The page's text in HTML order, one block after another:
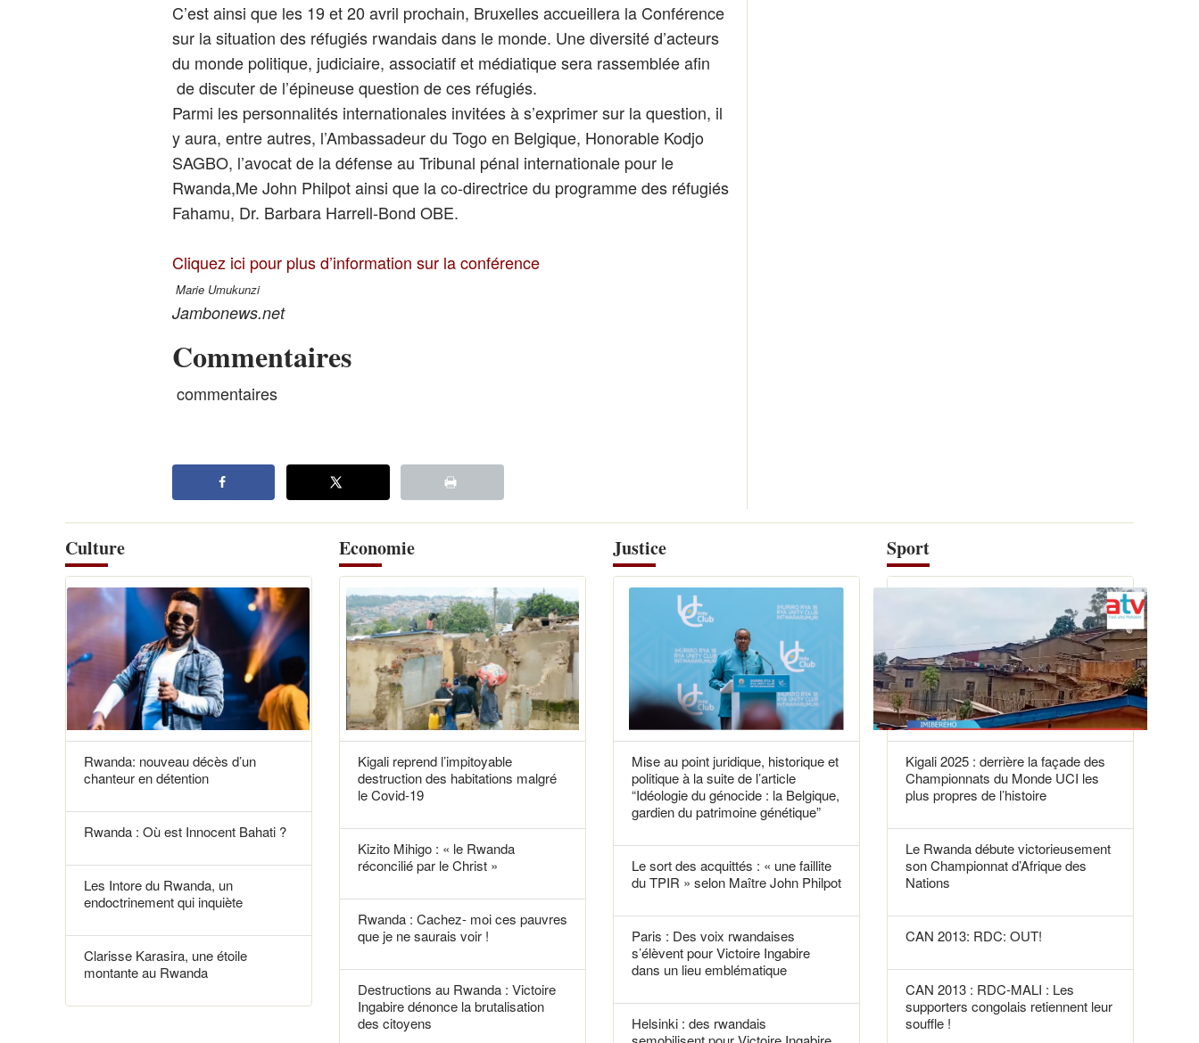
C’est ainsi que les 19 et 20 avril prochain, Bruxelles accueillera la Conférence
sur la situation des réfugiés rwandais dans le monde. Une diversité d’acteurs
du monde politique, judiciaire, associatif et médiatique sera rassemblée afin
de discuter de l’épineuse question de ces réfugiés.
Parmi les personnalités internationales invitées à s’exprimer sur la question, il
y aura, entre autres, l’Ambassadeur du Togo en Belgique, Honorable Kodjo
SAGBO, l’avocat de la défense au Tribunal pénal internationale pour le
Rwanda,Me John Philpot ainsi que la co-directrice du programme des réfugiés
Fahamu, Dr. Barbara Harrell-Bond OBE.
Cliquez ici pour plus d’information sur la conférence
Marie Umukunzi
Jambonews.net
Commentaires
commentaires
Culture
Rwanda: nouveau décès d’un
chanteur en détention
Rwanda : Où est Innocent Bahati ?
Les Intore du Rwanda, un
endoctrinement qui inquiète
Clarisse Karasira, une étoile
montante au Rwanda
Economie
Kigali reprend l’impitoyable
destruction des habitations malgré
le Covid-19
Kizito Mihigo : « le Rwanda
réconcilié par le Christ »
Rwanda : Cachez- moi ces pauvres
que je ne saurais voir !
Destructions au Rwanda : Victoire
Ingabire dénonce la brutalisation
des citoyens
Justice
Mise au point juridique, historique et
politique à la suite de l’article
“Idéologie du génocide : la Belgique,
gardien du patrimoine génétique”
Le sort des acquittés : « une faillite
du TPIR » selon Maître John Philpot
Paris : Des voix rwandaises
s’élèvent pour Victoire Ingabire
dans un lieu emblématique
Helsinki : des rwandais
Sport
Kigali 2025 : derrière la façade des
Championnats du Monde UCI les
plus propres de l’histoire
Le Rwanda débute victorieusement
son Championnat d’Afrique des
Nations
CAN 2013: RDC: OUT!
CAN 2013 : RDC-MALI : Les
supporters congolais retiennent leur
souffle !